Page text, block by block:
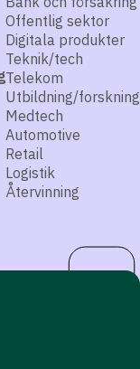
Offentlig sektor
Digitala produkter
Teknik/tech
Telekom
Utbildning/forskning
Medtech
Automotive
Retail
Logistik
Återvinning